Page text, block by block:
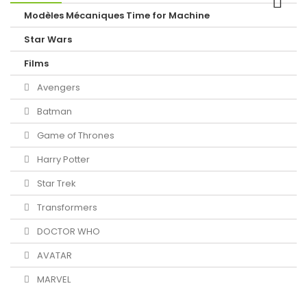
Modèles Mécaniques Time for Machine
Star Wars
Films
Avengers
Batman
Game of Thrones
Harry Potter
Star Trek
Transformers
DOCTOR WHO
AVATAR
MARVEL